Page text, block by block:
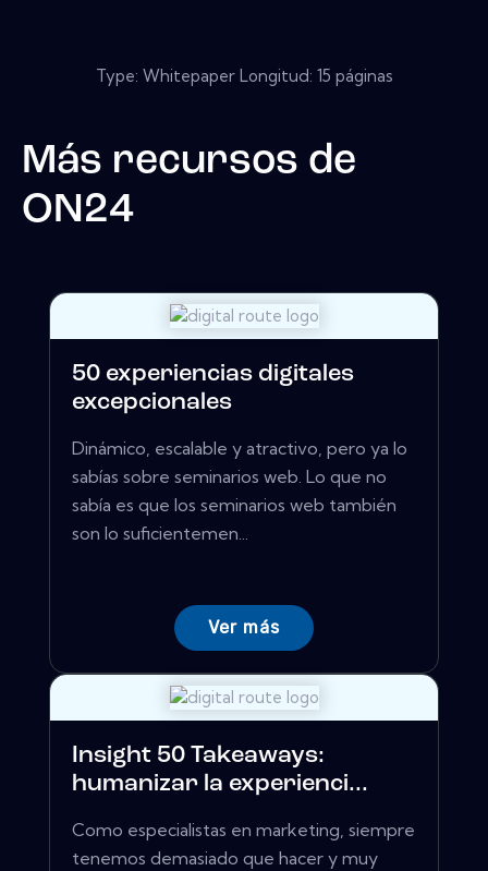
Type: Whitepaper Longitud: 15 páginas
Más recursos de
ON24
50 experiencias digitales
excepcionales
Dinámico, escalable y atractivo, pero ya lo
sabías sobre seminarios web. Lo que no
sabía es que los seminarios web también
son lo suficientemen...
Ver más
Insight 50 Takeaways:
humanizar la experienci...
Como especialistas en marketing, siempre
tenemos demasiado que hacer y muy